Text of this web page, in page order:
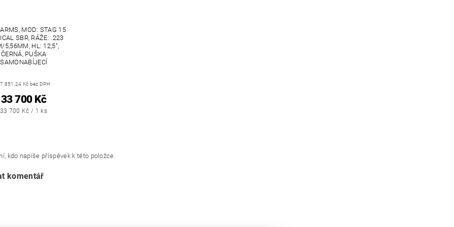
MOD: STAG 15
SBR, RÁŽE: .223
5,56MM, HL: 12,5",
ČERNÁ, PUŠKA
SAMONABÍJECÍ
851,24 Kč bez DPH
33 700 Kč
33 700 Kč / 1 ks
kdo napíše příspěvek k této položce.
komentář